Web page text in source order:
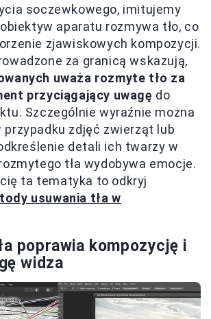
soczewkowego, imitujemy
aparatu rozmywa tło, co
zjawiskowych kompozycji.
za granicą wskazują,
uważa rozmyte tło za
przyciągający uwagę do
Szczególnie wyraźnie można
przypadku zdjęć zwierząt lub
detali ich twarzy w
tła wydobywa emocje.
ta tematyka to odkryj
usuwania tła w
poprawia kompozycję i
widza